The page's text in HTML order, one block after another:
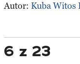
Autor: Kuba Witos
6 z 23